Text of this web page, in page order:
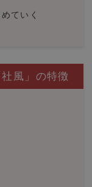
ていく
風」の特徴